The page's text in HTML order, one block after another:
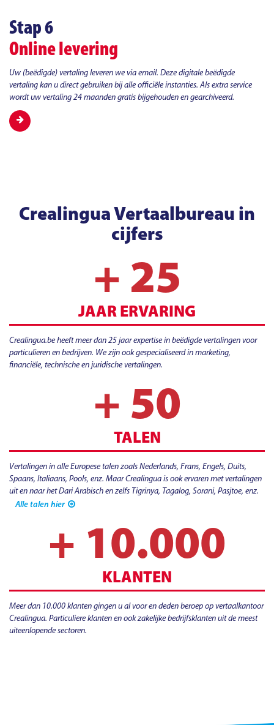
Stap 6
Online levering
Uw (beëdigde) vertaling leveren we via email. Deze digitale beëdigde
vertaling kan u direct gebruiken bij alle officiële instanties. Als extra service
wordt uw vertaling 24 maanden gratis bijgehouden en gearchiveerd.
Crealingua Vertaalbureau in
cijfers
+ 25
JAAR ERVARING
Crealingua.be heeft meer dan 25 jaar expertise in beëdigde vertalingen voor
particulieren en bedrijven. We zijn ook gespecialiseerd in marketing,
financiële, technische en juridische vertalingen.
+ 50
TALEN
Vertalingen in alle Europese talen zoals Nederlands, Frans, Engels, Duits,
Spaans, Italiaans, Pools, enz. Maar Crealingua is ook ervaren met vertalingen
uit en naar het Dari Arabisch en zelfs Tigrinya, Tagalog, Sorani, Pasjtoe, enz.
Alle talen hier
+ 10.000
KLANTEN
Meer dan 10.000 klanten gingen u al voor en deden beroep op vertaalkantoor
Crealingua. Particuliere klanten en ook zakelijke bedrijfsklanten uit de meest
uiteenlopende sectoren.